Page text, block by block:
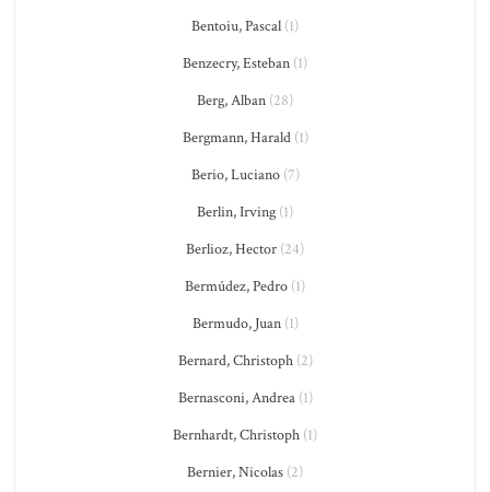
Bentoiu, Pascal (1)
Benzecry, Esteban (1)
Berg, Alban (28)
Bergmann, Harald(1)
Berio, Luciano(7)
Berlin, Irving (1)
Berlioz, Hector (24)
Bermúdez, Pedro (1)
Bermudo, Juan(1)
Bernard, Christoph(2)
Bernasconi, Andrea(1)
Bernhardt, Christoph (1)
Bernier, Nicolas (2)